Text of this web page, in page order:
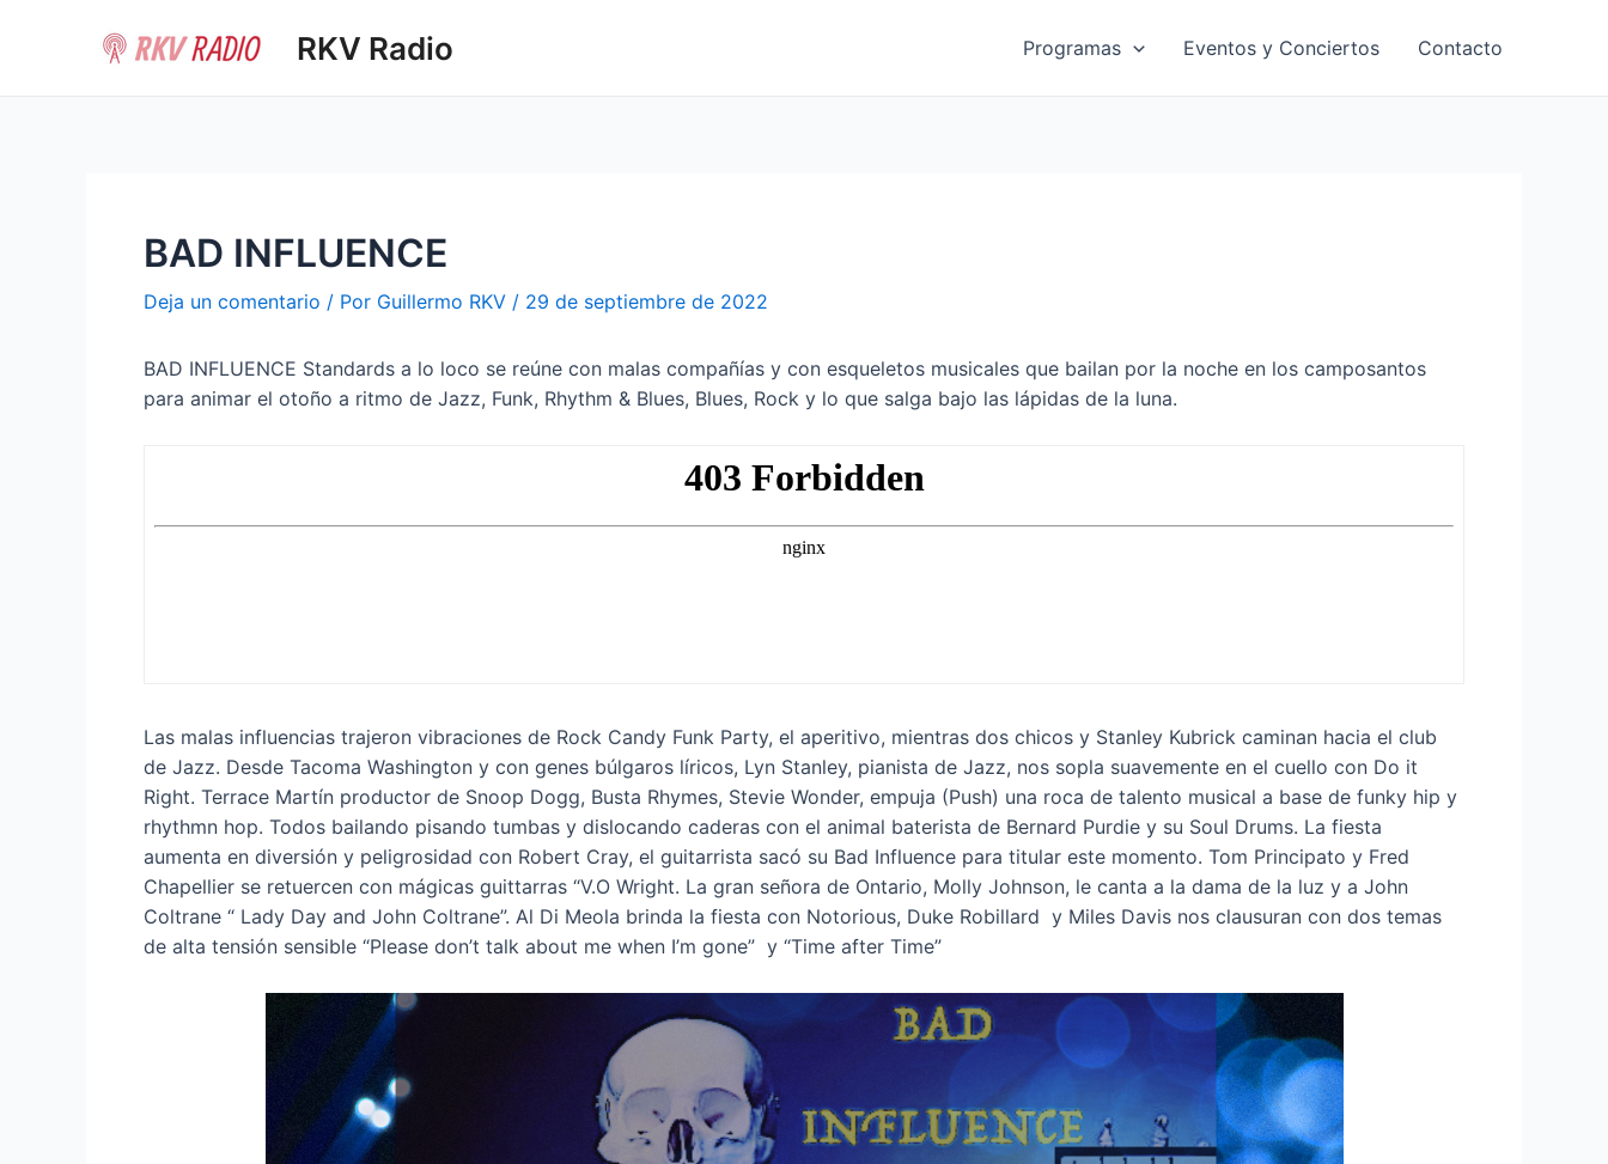
RKV Radio Programas Eventos y Conciertos Contacto
BAD INFLUENCE
Deja un comentario / Por Guillermo RKV / 29 de septiembre de 2022
BAD INFLUENCE Standards a lo loco se reúne con malas compañías y con esqueletos musicales que bailan por la noche en los camposantos
para animar el otoño a ritmo de Jazz, Funk, Rhythm & Blues, Blues, Rock y lo que salga bajo las lápidas de la luna.
Las malas influencias trajeron vibraciones de Rock Candy Funk Party, el aperitivo, mientras dos chicos y Stanley Kubrick caminan hacia el club
de Jazz. Desde Tacoma Washington y con genes búlgaros líricos, Lyn Stanley, pianista de Jazz, nos sopla suavemente en el cuello con Do it
Right. Terrace Martín productor de Snoop Dogg, Busta Rhymes, Stevie Wonder, empuja (Push) una roca de talento musical a base de funky hip y
rhythmn hop. Todos bailando pisando tumbas y dislocando caderas con el animal baterista de Bernard Purdie y su Soul Drums. La fiesta
aumenta en diversión y peligrosidad con Robert Cray, el guitarrista sacó su Bad Influence para titular este momento. Tom Principato y Fred
Chapellier se retuercen con mágicas guittarras “V.O Wright. La gran señora de Ontario, Molly Johnson, le canta a la dama de la luz y a John
Coltrane “ Lady Day and John Coltrane”. Al Di Meola brinda la fiesta con Notorious, Duke Robillard y Miles Davis nos clausuran con dos temas
de alta tensión sensible “Please don’t talk about me when I’m gone” y “Time after Time”